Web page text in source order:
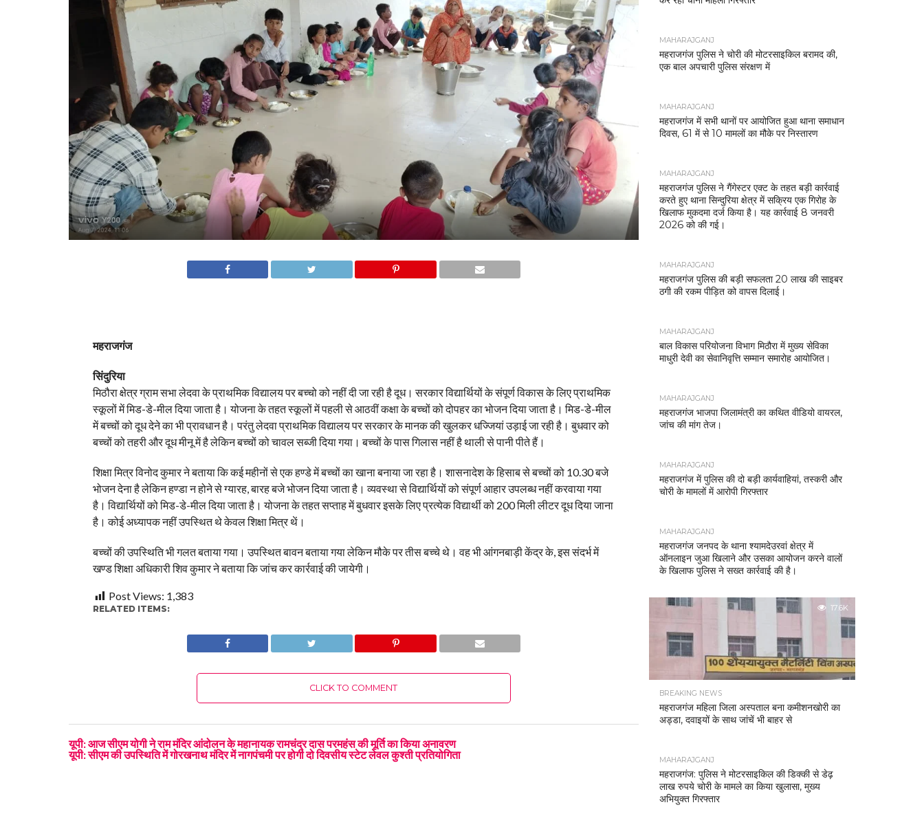
महराजगंज
सिंदुरिया
मिठौरा क्षेत्र ग्राम सभा लेदवा के प्राथमिक विद्यालय पर बच्चो को नहीं दी जा रही है दूध। सरकार विद्यार्थियों के संपूर्ण विकास के लिए प्राथमिक
स्कूलों में मिड-डे-मील दिया जाता है। योजना के तहत स्कूलों में पहली से आठवीं कक्षा के बच्चों को दोपहर का भोजन दिया जाता है। मिड-डे-मील
में बच्चों को दूध देने का भी प्रावधान है। परंतु लेदवा प्राथमिक विद्यालय पर सरकार के मानक की खुलकर धज्जियां उड़ाई जा रही है। बुधवार को
बच्चों को तहरी और दूध मीनू में है लेकिन बच्चों को चावल सब्जी दिया गया। बच्चों के पास गिलास नहीं है थाली से पानी पीते हैं।
शिक्षा मित्र विनोद कुमार ने बताया कि कई महीनों से एक हण्डे में बच्चों का खाना बनाया जा रहा है। शासनादेश के हिसाब से बच्चों को 10.30 बजे
भोजन देना है लेकिन हण्डा न होने से ग्यारह, बारह बजे भोजन दिया जाता है। व्यवस्था से विद्यार्थियों को संपूर्ण आहार उपलब्ध नहीं करवाया गया
है। विद्यार्थियों को मिड-डे-मील दिया जाता है। योजना के तहत सप्ताह में बुधवार इसके लिए प्रत्येक विद्यार्थी को 200 मिली लीटर दूध दिया जाना
है। कोई अध्यापक नहीं उपस्थित थे केवल शिक्षा मित्र थें।
बच्चों की उपस्थिति भी गलत बताया गया। उपस्थित बावन बताया गया लेकिन मौके पर तीस बच्चे थे। वह भी आंगनबाड़ी केंद्र के, इस संदर्भ में
खण्ड शिक्षा अधिकारी शिव कुमार ने बताया कि जांच कर कार्रवाई की जायेगी।
Post Views: 1,383
RELATED ITEMS:
CLICK TO COMMENT
यूपी: आज सीएम योगी ने राम मंदिर आंदोलन के महानायक रामचंद्र दास परमहंस की मूर्ति का किया अनावरण
यूपी: सीएम की उपस्थिति में गोरखनाथ मंदिर में नागपंचमी पर होगी दो दिवसीय स्टेट लेवल कुश्ती प्रतियोगिता
MAHARAJGANJ
महराजगंज पुलिस ने चोरी की मोटरसाइकिल बरामद की,
एक बाल अपचारी पुलिस संरक्षण में
MAHARAJGANJ
महराजगंज में सभी थानों पर आयोजित हुआ थाना समाधान
दिवस, 61 में से 10 मामलों का मौके पर निस्तारण
MAHARAJGANJ
महराजगंज पुलिस ने गैंगेस्टर एक्ट के तहत बड़ी कार्रवाई
करते हुए थाना सिन्दुरिया क्षेत्र में सक्रिय एक गिरोह के
खिलाफ मुकदमा दर्ज किया है। यह कार्रवाई 8 जनवरी
2026 को की गई।
MAHARAJGANJ
महराजगंज पुलिस की बड़ी सफलता 20 लाख की साइबर
ठगी की रकम पीड़ित को वापस दिलाई।
MAHARAJGANJ
बाल विकास परियोजना विभाग मिठौरा में मुख्य सेविका
माधुरी देवी का सेवानिवृत्ति सम्मान समारोह आयोजित।
MAHARAJGANJ
महराजगंज भाजपा जिलामंत्री का कथित वीडियो वायरल,
जांच की मांग तेज।
MAHARAJGANJ
महराजगंज में पुलिस की दो बड़ी कार्यवाहियां, तस्करी और
चोरी के मामलों में आरोपी गिरफ्तार
MAHARAJGANJ
महराजगंज जनपद के थाना श्यामदेउरवां क्षेत्र में
ऑनलाइन जुआ खिलाने और उसका आयोजन करने वालों
के खिलाफ पुलिस ने सख्त कार्रवाई की है।
17.6K
BREAKING NEWS
महराजगंज महिला जिला अस्पताल बना कमीशनखोरी का
अड्डा, दवाइयों के साथ जांचें भी बाहर से
MAHARAJGANJ
महराजगंज: पुलिस ने मोटरसाइकिल की डिक्की से डेढ़
लाख रुपये चोरी के मामले का किया खुलासा, मुख्य
अभियुक्त गिरफ्तार